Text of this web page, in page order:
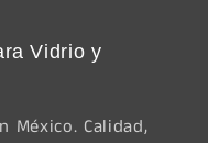
Vidrio y
México. Calidad,